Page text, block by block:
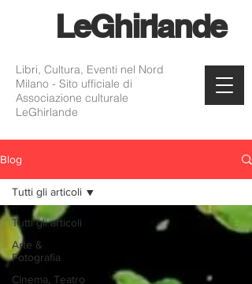
LeGhirlande
Libri, Cultura, Eventi nel Nord
Milano - Sito ufficiale di
Associazione culturale
LeGhirlande
Blog
Tutti gli articoli
Arte &
Fotografia
Cinema, Teatro
Tutti gli articoli